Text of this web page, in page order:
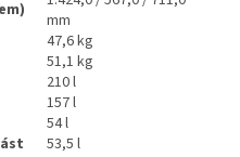
mm
47,6 kg
51,1 kg
210 l
157 l
54 l
53,5 l